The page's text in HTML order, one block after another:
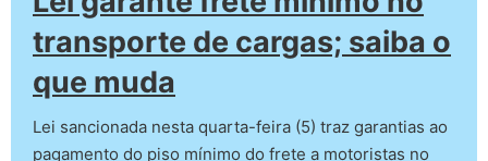
transporte de cargas; saiba o
que muda
Lei sancionada nesta quarta-feira (5) traz garantias ao
pagamento do piso mínimo do frete a motoristas no